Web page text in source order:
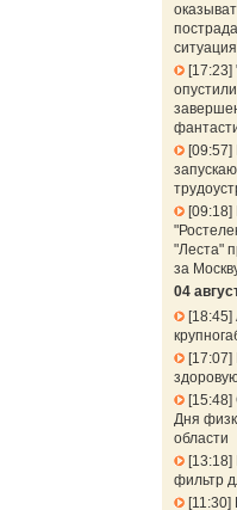
17:23
09:57
09:18
"Леста"
за
04
18:45
17:07
15:48
Дня
области
13:18
фильтр
11:30